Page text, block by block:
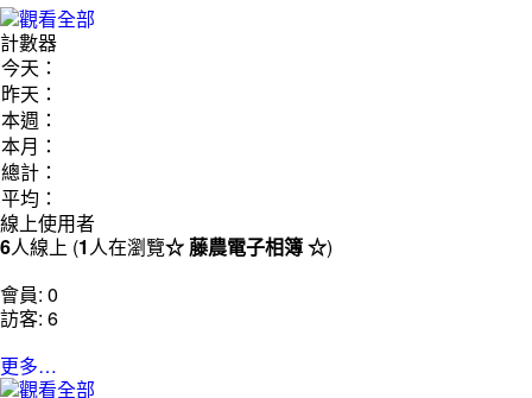
計數器
今天：
昨天：
本週：
本月：
總計：
平均：
線上使用者
6人線上 (1人在瀏覽☆ 藤農電子相簿 ☆)
會員: 0
訪客: 6
更多…